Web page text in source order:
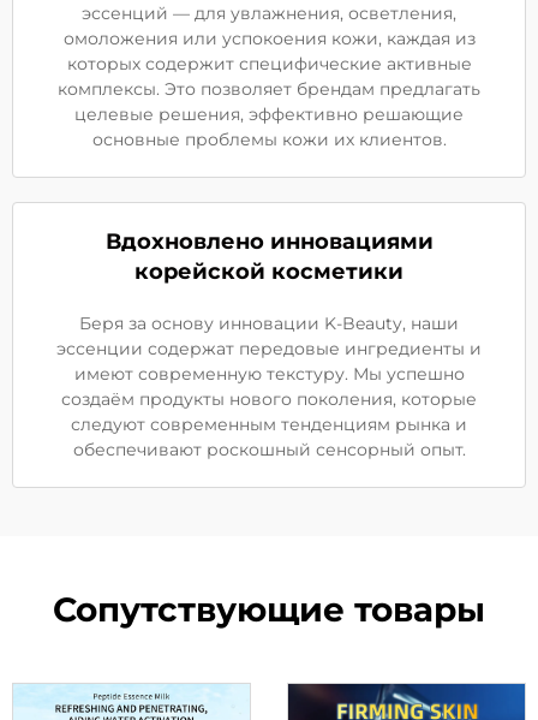
эссенций — для увлажнения, осветления,
омоложения или успокоения кожи, каждая из
которых содержит специфические активные
комплексы. Это позволяет брендам предлагать
целевые решения, эффективно решающие
основные проблемы кожи их клиентов.
Вдохновлено инновациями
корейской косметики
Беря за основу инновации K-Beauty, наши
эссенции содержат передовые ингредиенты и
имеют современную текстуру. Мы успешно
создаём продукты нового поколения, которые
следуют современным тенденциям рынка и
обеспечивают роскошный сенсорный опыт.
Сопутствующие товары